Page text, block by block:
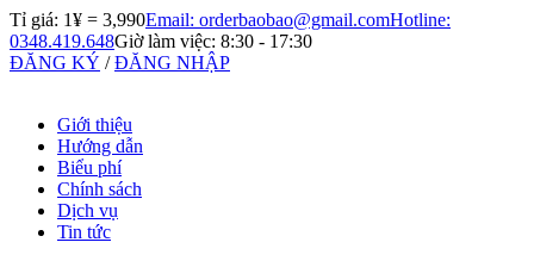
Tỉ giá: 1¥ = 3,990Email: orderbaobao@gmail.comHotline:
0348.419.648Giờ làm việc: 8:30 - 17:30
ĐĂNG KÝ /ĐĂNG NHẬP
Giới thiệu
Hướng dẫn
Biểu phí
Chính sách
Dịch vụ
Tin tức